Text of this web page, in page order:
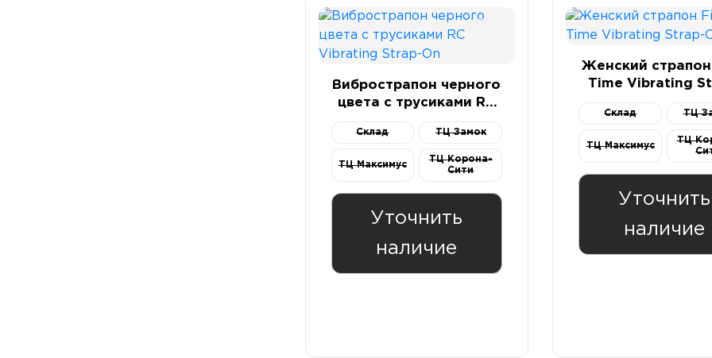
Вибрострапон черного
цвета с трусиками RC
Склад ТЦ Замок
ТЦ Максимус
ТЦ Корона-
Сити
Уточнить
наличие
Женский
Time Vibrating
Склад ТЦ
ТЦ Максимус
ТЦ
Уточнить
наличие